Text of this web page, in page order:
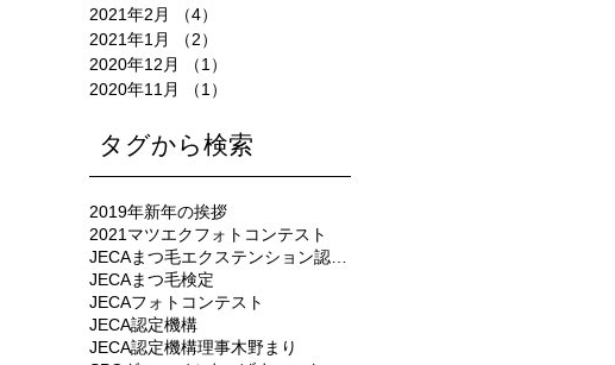
2021年2月
（4）
2021年1月
（2）
2020年12月
（1）
2020年11月
（1）
タグから検索
2019年新年の挨拶
2021マツエクフォトコンテスト
JECAまつ毛検定
JECAフォトコンテスト
JECA認定機構
JECA認定機構理事木野まり